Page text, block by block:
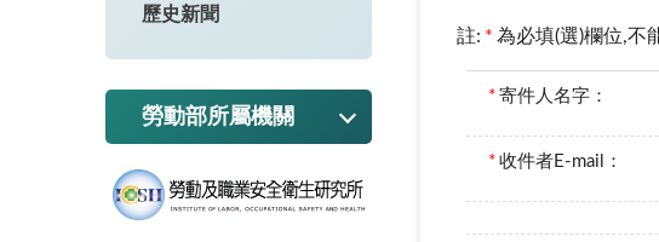
歷史新聞
勞動部所屬機關
註: * 為必填(選)欄位,不
* 寄件人名字：
* 收件者E-mail：